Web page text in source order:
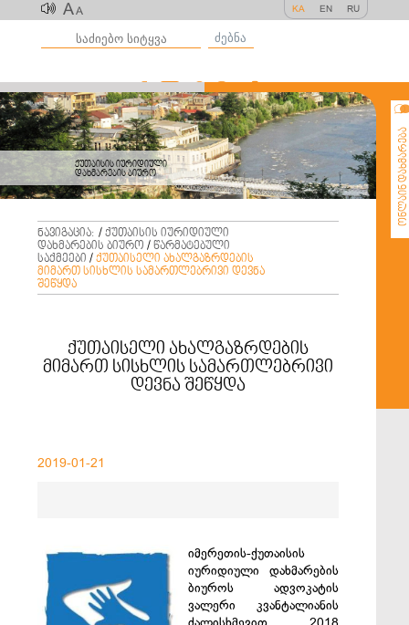
AA KA EN RU
ძებნა
ქუთაისის იურიდიული
დახმარების ბიურო
ონლაინ დახმარება
ნავიგაცია: / ქუთაისის იურიდიული
დახმარების ბიურო / წარმატებული
საქმეები / ქუთაისელი ახალგაზრდების
მიმართ სისხლის სამართლებრივი დევნა
შეწყდა
ქუთაისელი ახალგაზრდების
მიმართ სისხლის სამართლებრივი
დევნა შეწყდა
2019-01-21
იმერეთის-ქუთაისის
იურიდიული დახმარების
ბიუროს ადვოკატის
ვალერი კვანტალიანის